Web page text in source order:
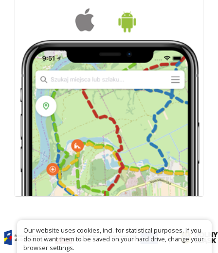
Our website uses cookies, incl. for statistical purposes. If you
do not want them to be saved on your hard drive, change your
browser settings.